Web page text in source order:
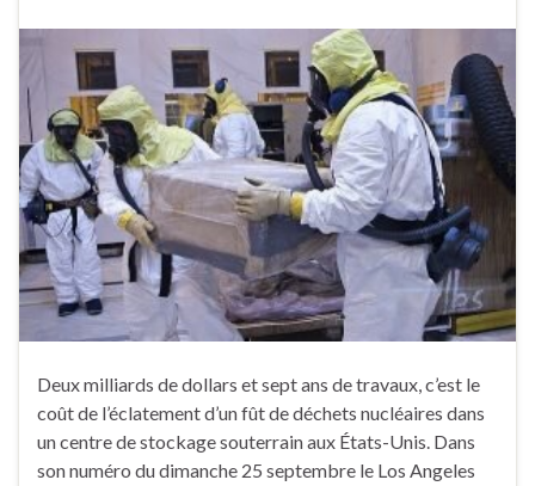
Deux milliards de dollars et sept ans de travaux, c’est le
coût de l’éclatement d’un fût de déchets nucléaires dans
un centre de stockage souterrain aux États-Unis. Dans
son numéro du dimanche 25 septembre le Los Angeles